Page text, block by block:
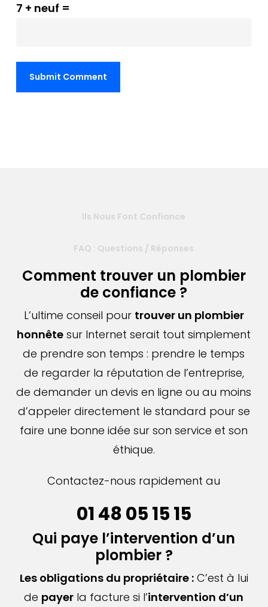
7 + neuf =
Ils Nous Font Confiance
FAQ : Questions / Réponses
Comment trouver un plombier
de confiance ?
L’ultime conseil pour trouver un plombier
honnête sur Internet serait tout simplement
de prendre son temps : prendre le temps
de regarder la réputation de l’entreprise,
de demander un devis en ligne ou au moins
d’appeler directement le standard pour se
faire une bonne idée sur son service et son
éthique.
Contactez-nous rapidement au
01 48 05 15 15
Qui paye l’intervention d’un
plombier ?
Les obligations du propriétaire :C’est à lui
de payer la facture si l’intervention d’un